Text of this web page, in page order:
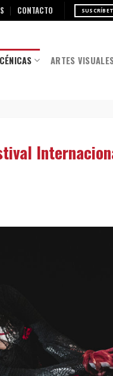
CONTACTO
ARTES